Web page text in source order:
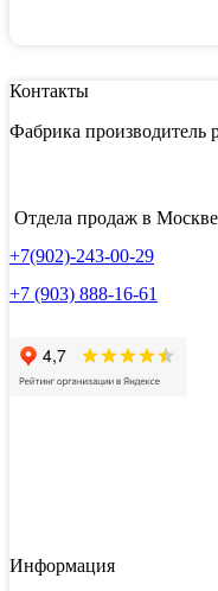
Контакты
Фабрика производитель
Отдела продаж в Москве
+7(902)-243-00-29
+7 (903) 888-16-61
Информация